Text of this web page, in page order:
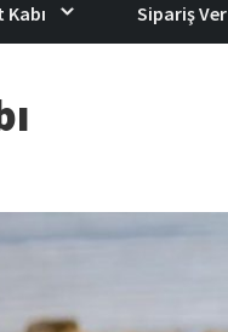
Kabı Sipariş Ver